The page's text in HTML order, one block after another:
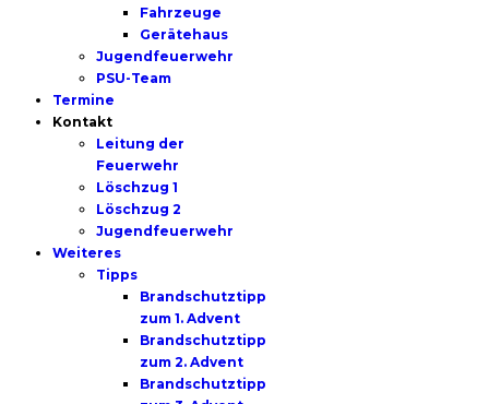
Fahrzeuge
Gerätehaus
Jugendfeuerwehr
PSU-Team
Termine
Kontakt
Leitung der
Feuerwehr
Löschzug 1
Löschzug 2
Jugendfeuerwehr
Weiteres
Tipps
Brandschutztipp
zum 1. Advent
Brandschutztipp
zum 2. Advent
Brandschutztipp